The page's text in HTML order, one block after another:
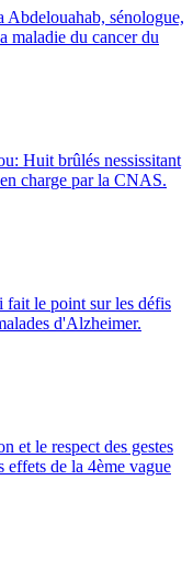
sénologue,
maladie du cancer du
Huit brûlés nessissitant
charge par la CNAS.
le point sur les défis
d'Alzheimer.
et le respect des gestes
effets de la 4ème vague